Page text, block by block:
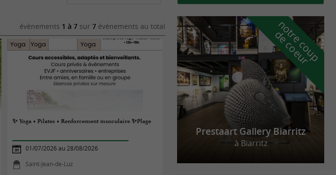
évènements 1 à 7 sur 7 évènements au total
✨ Yoga • Pilates • Renforcement musculaire ✨Plage
01/07/2026 au 28/08/2026
Saint-Jean-de-Luz
n
o
t
r
e
c
o
u
p
d
e
c
o
e
u
r
Prestaart Gallery Biarritz
à Biarritz